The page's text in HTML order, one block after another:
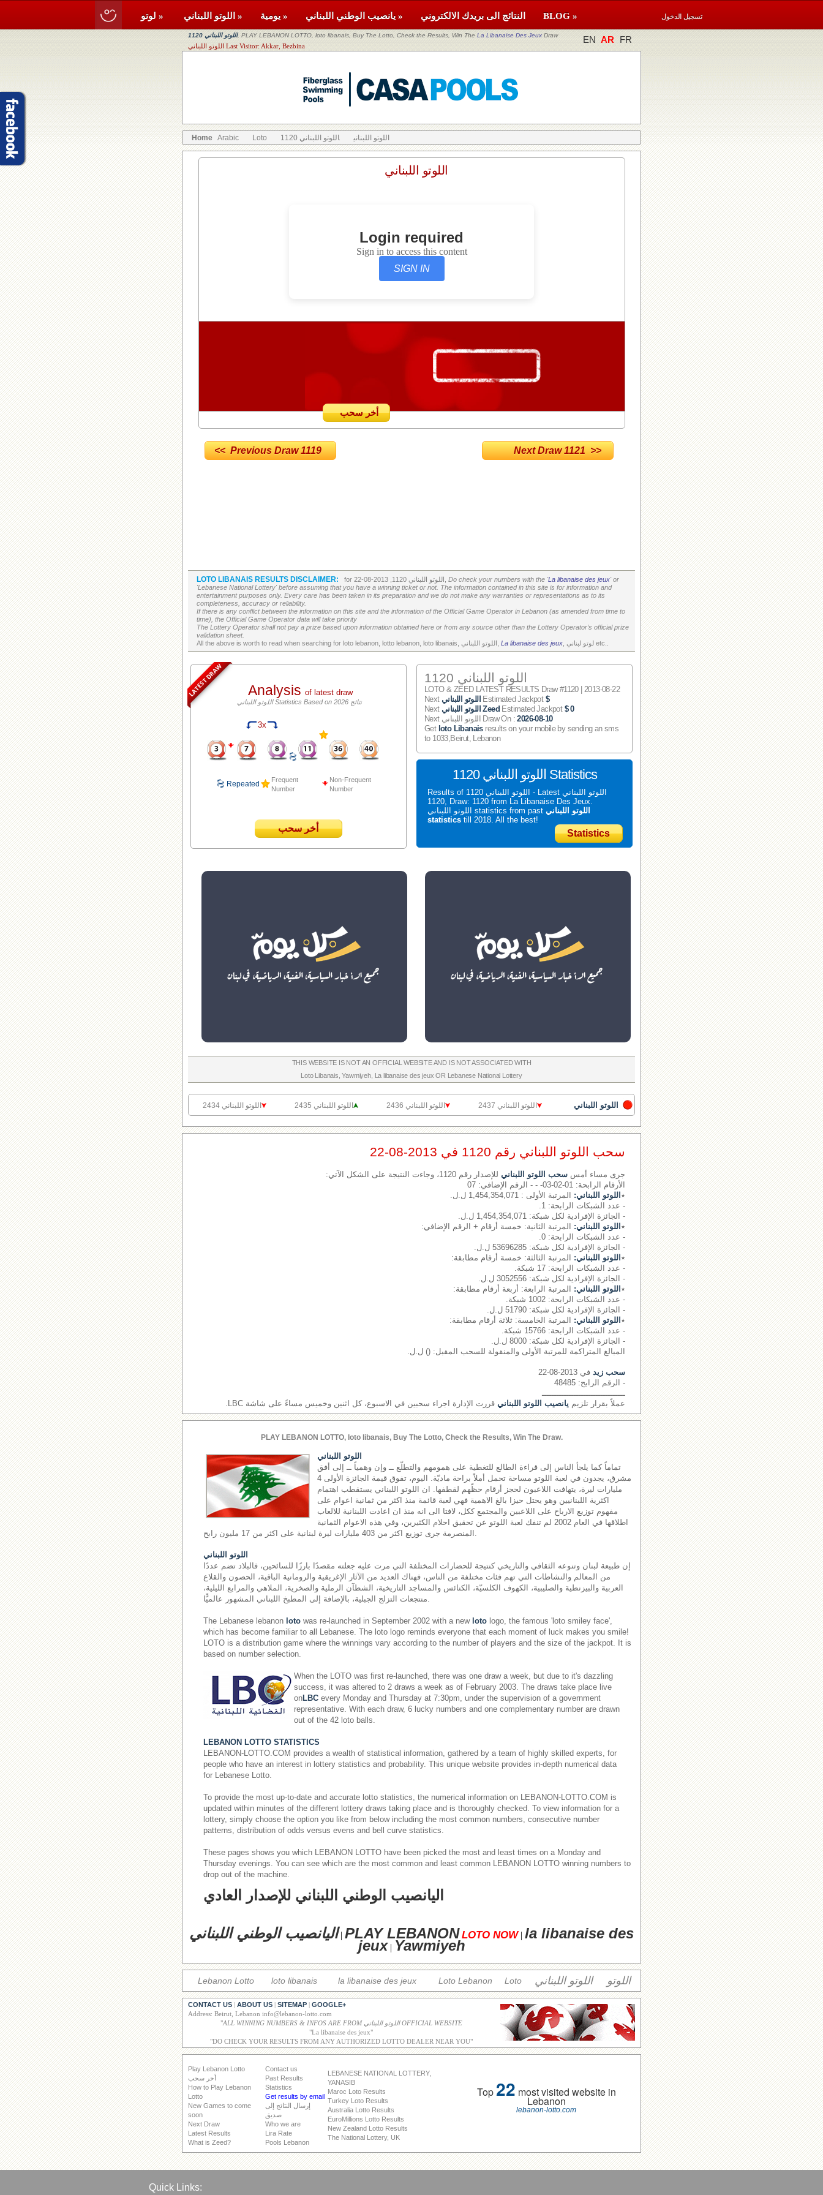
لوتو » اللوتو اللبناني » يومية » يانصيب الوطني اللبناني » النتائج الى بريدك الالكتروني BLOG » تسجيل الدخول
اللوتو اللبناني 1120, PLAY LEBANON LOTTO, loto libanais, Buy The Lotto, Check the Results, Win The La Libanaise Des Jeux Draw
اللوتو اللبناني Last Visitor: Akkar, Bezbina
EN AR FR
Home Arabic Loto اللوتو اللبناني اللوتو اللبناني 1120
اللوتو اللبناني
Login required
Sign in to access this content
SIGN IN
أخر سحب
<< Previous Draw 1119 Next Draw 1121 >>
LOTO LIBANAIS RESULTS DISCLAIMER: Do check your numbers with the 'La libanaise des jeux' or
'Lebanese National Lottery' before assuming that you have a winning ticket or not. The information contained in this site is for information and
entertainment purposes only. Every care has been taken in its preparation and we do not make any warranties or representations as to its
completeness, accuracy or reliability.
If there is any conflict between the information on this site and the information of the Official Game Operator in Lebanon (as amended from time to
time), the Official Game Operator data will take priority
The Lottery Operator shall not pay a prize based upon information obtained here or from any source other than the Lottery Operator’s official prize
validation sheet.
La libanaise des jeux , لوتو لبناني etc..
LATEST DRAW Analysis of latest draw
اللوتو اللبناني Statistics Based on 2026 نتائج
3x
Repeated
Frequent
Number
Non-Frequent
Number
أخر سحب
اللوتو اللبناني 1120
LOTO & ZEED LATEST RESULTS Draw #1120 | 2013-08-22
Next اللوتو اللبناني Estimated Jackpot $
Next
اللوتو اللبناني Zeed Estimated Jackpot $ 0
Next اللوتو اللبناني Draw On :2026-08-10
Get loto Libanaisresults on your mobile by sending an sms
to 1033,Beirut, Lebanon
اللوتو اللبناني 1120 Statistics
Results of اللوتو اللبناني 1120 - Latest اللوتو اللبناني
1120, Draw: 1120 from La Libanaise Des Jeux.
اللوتو اللبناني statistics from past اللوتو اللبناني
statistics till 2018. All the best!
Statistics
THIS WEBSITE IS NOT AN OFFICIAL WEBSITE AND IS NOT ASSOCIATED WITH
Loto Libanais ,Yawmiyeh, La libanaise des jeux OR Lebanese National Lottery
اللوتو اللبناني اللوتو اللبناني 2437 اللوتو اللبناني 2436 اللوتو اللبناني 2435 اللوتو اللبناني 2434
سحب اللوتو اللبناني رقم 1120 في 2013-08-22
جرى مساء أمس سحب اللوتو اللبناني للإصدار رقم 1120، وجاءت النتيجة على الشكل الآتي:
الأرقام الرابحة: 01-02-03- - - الرقم الإضافي: 07
٭ اللوتو اللبناني: المرتبة الأولى : 1,454,354,071 ل.ل.
- عدد الشبكات الرابحة: 1.
- الجائزة الإفرادية لكل شبكة: 1,454,354,071 ل.ل.
٭ اللوتو اللبناني: المرتبة الثانية: خمسة أرقام + الرقم الإضافي:
- عدد الشبكات الرابحة: 0.
- الجائزة الإفرادية لكل شبكة: 53696285 ل.ل.
٭ اللوتو اللبناني: المرتبة الثالثة: خمسة أرقام مطابقة:
- عدد الشبكات الرابحة: 17 شبكة.
- الجائزة الإفرادية لكل شبكة: 3052556 ل.ل.
٭ اللوتو اللبناني: المرتبة الرابعة: أربعة أرقام مطابقة:
- عدد الشبكات الرابحة: 1002 شبكة.
- الجائزة الإفرادية لكل شبكة: 51790 ل.ل.
٭ اللوتو اللبناني: المرتبة الخامسة: ثلاثة أرقام مطابقة:
- عدد الشبكات الرابحة: 15766 شبكة.
- الجائزة الإفرادية لكل شبكة: 8000 ل.ل.
المبالغ المتراكمة للمرتبة الأولى والمنقولة للسحب المقبل: () ل.ل.
سحب زيد في 2013-08-22
- الرقم الرابح: 48485
ــــــــــــــــــــــــــــــــــ
عملاً بقرار تلزيم يانصيب اللوتو اللبناني قررت الإدارة اجراء سحبين في الاسبوع، كل اثنين وخميس مساءً على شاشة LBC.
PLAY LEBANON LOTTO, loto libanais, Buy The Lotto, Check the Results, Win The Draw.
اللوتو اللبناني
تماماً كما يلجأ الناس إلى قراءة الطالع للتغطية على همومهم والتطلّع ــ وإن وهمياً ــ إلى أفق
مشرق، يجدون في لعبة اللوتو مساحة تحمل أملاً براحة ماديّة. اليوم، تفوق قيمة الجائزة الأولى 4
مليارات ليرة، يتهافت اللاعبون لحجز أرقام حظّهم لقطفها. ان اللوتو اللبناني يستقطب اهتمام
اكثرية اللبنانيين وهو يحتل حيزا بالغ الاهمية فهي لعبة قائمة منذ اكثر من ثمانية اعوام على
مفهوم توزيع الارباح على اللاعبين والمجتمع ككل، لافتا الى انه منذ ان اعادت اللبنانية للالعاب
اطلاقها في العام 2002 لم تنفك لعبة اللوتو عن تحقيق احلام الكثيرين، وفي هذه الاعوام الثمانية
المنصرمة جرى توزيع اكثر من 403 مليارات ليرة لبنانية على اكثر من 17 مليون رابح.
اللوتو اللبناني
إن طبيعة لبنان وتنوعه الثقافي والتاريخي كنتيجة للحضارات المختلفة التي مرت عليه جعلته مقصدًا بارزًا للسائحين، فالبلاد تضم عددًا
من المعالم والنشاطات التي تهم فئات مختلفة من الناس، فهناك العديد من الآثار الإغريقية والرومانية الباقية، الحصون والقلاع
العربية والبيزنطية والصليبية، الكهوف الكلسيّة، الكنائس والمساجد التاريخية، الشطآن الرملية والصخرية، الملاهي والمرابع الليلية،
منتجعات التزلج الجبلية، بالإضافة إلى المطبخ اللبناني المشهور عالميًّا.
The Lebanese lebanon loto was re-launched in September 2002 with a new loto logo, the famous 'loto smiley face',
which has become familiar to all Lebanese. The loto logo reminds everyone that each moment of luck makes you smile!
LOTO is a distribution game where the winnings vary according to the number of players and the size of the jackpot. It is
based on number selection.
When the LOTO was first re-launched, there was one draw a week, but due to it's dazzling
success, it was altered to 2 draws a week as of February 2003. The draws take place live
onLBC every Monday and Thursday at 7:30pm, under the supervision of a government
representative. With each draw, 6 lucky numbers and one complementary number are drawn
out of the 42 loto balls.
LEBANON LOTTO STATISTICS
LEBANON-LOTTO.COM provides a wealth of statistical information, gathered by a team of highly skilled experts, for
people who have an interest in lottery statistics and probability. This unique website provides in-depth numerical data
for Lebanese Lotto.
To provide the most up-to-date and accurate lotto statistics, the numerical information on LEBANON-LOTTO.COM is
updated within minutes of the different lottery draws taking place and is thoroughly checked. To view information for a
lottery, simply choose the option you like from below including the most common numbers, consecutive number
patterns, distribution of odds versus evens and bell curve statistics.
These pages shows you which LEBANON LOTTO have been picked the most and least times on a Monday and
Thursday evenings. You can see which are the most common and least common LEBANON LOTTO winning numbers to
drop out of the machine.
اليانصيب الوطني اللبناني للإصدار العادي
اليانصيب الوطني اللبناني| PLAY LEBANON LOTO NOW| la libanaise des
jeux| Yawmiyeh
Lebanon Lotto loto libanais la libanaise des jeux Loto Lebanon Loto اللوتو اللبناني اللوتو
CONTACT US ABOUT US SITEMAP GOOGLE+
Address: Beirut, Lebanon info@lebanon-lotto.com
"
ALL WINNING NUMBERS & INFOS ARE FROM اللوتو اللبناني OFFICIAL WEBSITE
"La libanaise des jeux"
"DO CHECK YOUR RESULTS FROM ANY AUTHORIZED LOTTO DEALER NEAR YOU"
Play Lebanon Lotto
أخر سحب
How to Play Lebanon
Lotto
New Games to come
soon
Next Draw
Latest Results
What is Zeed?
Contact us
Past Results
Statistics
Get results by email
إرسال النتائج إلى
صديق
Who we are
Lira Rate
Pools Lebanon
LEBANESE NATIONAL LOTTERY,
YANASIB
Maroc Loto Results
Turkey Loto Results
Australia Lotto Results
EuroMillions Lotto Results
New Zealand Lotto Results
The National Lottery, UK
Top22 most visited website in
Lebanon
lebanon-lotto.com
Quick Links: